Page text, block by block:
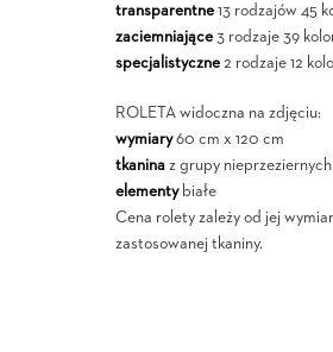
transparentne13 rodzajów 45
zaciemniające3 rodzaje 39
specjalistyczne2 rodzaje 12
ROLETA widoczna na zdjęciu:
wymiary60 cm x 120 cm
tkaninaz grupy nieprzeziernych
elementybiałe
Cena rolety zależy od jej
zastosowanej tkaniny.